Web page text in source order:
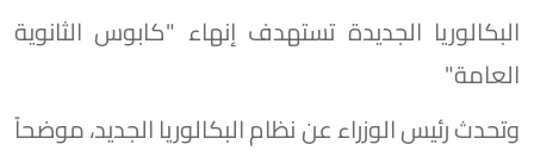
البكالوريا الجديدة تستهدف إنهاء "كابوس الثانوية
العامة"
وتحدث رئيس الوزراء عن نظام البكالوريا الجديد، موضحاً